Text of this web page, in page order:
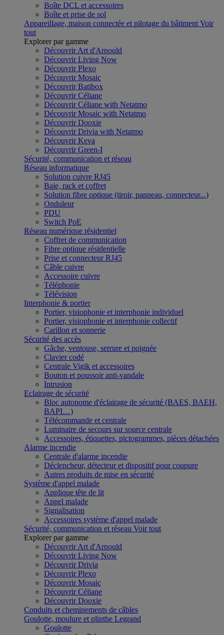
Boîte DCL et accessoires
Boîte et prise de sol
Appareillage, maison connectée et pilotage du bâtiment Voir
tout
Explorer par gamme
Découvrir Art d'Arnould
Découvrir Living Now
Découvrir Plexo
Découvrir Mosaic
Découvrir Batibox
Découvrir Céliane
Découvrir Céliane with Netatmo
Découvrir Mosaic with Netatmo
Découvrir Dooxie
Découvrir Drivia with Netatmo
Découvrir Keva
Découvrir Green-I
Sécurité, communication et réseau
Réseau informatique
Solution cuivre RJ45
Baie, rack et coffret
Solution fibre optique (tiroir, panneau, connecteur...)
Onduleur
PDU
Switch PoE
Réseau numérique résidentiel
Coffret de communication
Fibre optique résidentielle
Prise et connecteur RJ45
Câble cuivre
Accessoire cuivre
Téléphonie
Télévision
Interphonie & portier
Portier, visiophonie et interphonie individuel
Portier, visiophonie et interphonie collectif
Carillon et sonnerie
Sécurité des accès
Gâche, ventouse, serrure et poignée
Clavier codé
Centrale Vigik et accessoires
Bouton et poussoir anti-vandale
Intrusion
Eclairage de sécurité
Bloc autonome d'éclairage de sécurité (BAES, BAEH,
BAPI…)
Télécommande et centrale
Luminaire de secours sur source centrale
Accessoires, étiquettes, pictogrammes, pièces détachées
Alarme incendie
Centrale d'alarme incendie
Déclencheur, détecteur et dispositif pour coupure
Autres produits de mise en sécurité
Système d'appel malade
Applique tête de lit
Appel malade
Signalisation
Accessoires système d'appel malade
Sécurité, communication et réseau Voir tout
Explorer par gamme
Découvrir Art d'Arnould
Découvrir Living Now
Découvrir Drivia
Découvrir Plexo
Découvrir Mosaic
Découvrir Céliane
Découvrir Dooxie
Conduits et cheminements de câbles
Goulotte, moulure et plinthe Legrand
Goulotte